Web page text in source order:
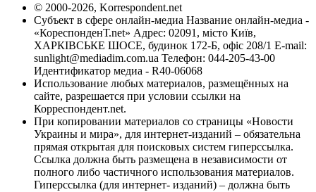
© 2000-2026, Korrespondent.net
Субъект в сфере онлайн-медиа Название онлайн-медиа -
«КореспонденТ.net» Адрес: 02091, місто Київ,
ХАРКІВСЬКЕ ШОСЕ, будинок 172-Б, офіс 208/1 E-mail:
sunlight@mediadim.com.ua Телефон: 044-205-43-00
Идентификатор медиа - R40-06068
Использование любых материалов, размещённых на
сайте, разрешается при условии ссылки на
Корреспондент.net.
При копировании материалов со страницы «Новости
Украины и мира», для интернет-изданий – обязательна
прямая открытая для поисковых систем гиперссылка.
Ссылка должна быть размещена в независимости от
полного либо частичного использования материалов.
Гиперссылка (для интернет- изданий) – должна быть